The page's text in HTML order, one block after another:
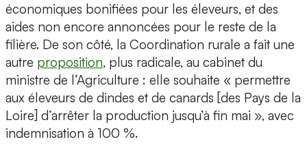
économiques bonifiées pour les éleveurs, et des
aides non encore annoncées pour le reste de la
filière. De son côté, la Coordination rurale a fait une
autre proposition, plus radicale, au cabinet du
ministre de l’Agriculture : elle souhaite « permettre
aux éleveurs de dindes et de canards [des Pays de la
Loire] d’arrêter la production jusqu’à fin mai », avec
indemnisation à 100 %.